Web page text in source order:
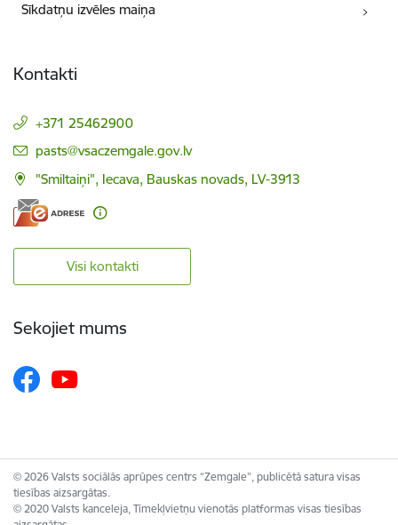
Sīkdatņu izvēles maiņa
Kontakti
+371 25462900
E-pasts:
pasts@vsaczemgale.gov.lv
"Smiltaiņi", Iecava, Bauskas novads, LV-3913
Visi kontakti
Sekojiet mums
© 2026 Valsts sociālās aprūpes centrs “Zemgale”, publicētā satura visas
tiesības aizsargātas.
© 2020 Valsts kanceleja, Tīmekļvietņu vienotās platformas visas tiesības